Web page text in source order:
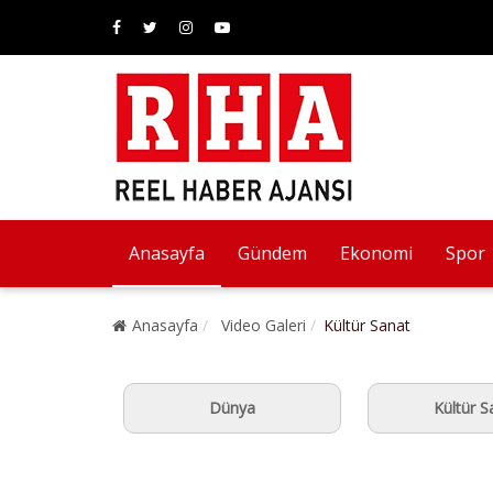
Anasayfa Gündem Ekonomi Spor
Anasayfa Video Galeri Kültür Sanat
Dünya Kültür